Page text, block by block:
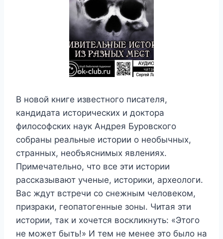
В новой книге известного писателя,
кандидата исторических и доктора
философских наук Андрея Буровского
собраны реальные истории о необычных,
странных, необъяснимых явлениях.
Примечательно, что все эти истории
рассказывают ученые, историки, археологи.
Вас ждут встречи со снежным человеком,
призраки, геопатогенные зоны. Читая эти
истории, так и хочется воскликнуть: «Этого
не может быть!» И тем не менее это было на